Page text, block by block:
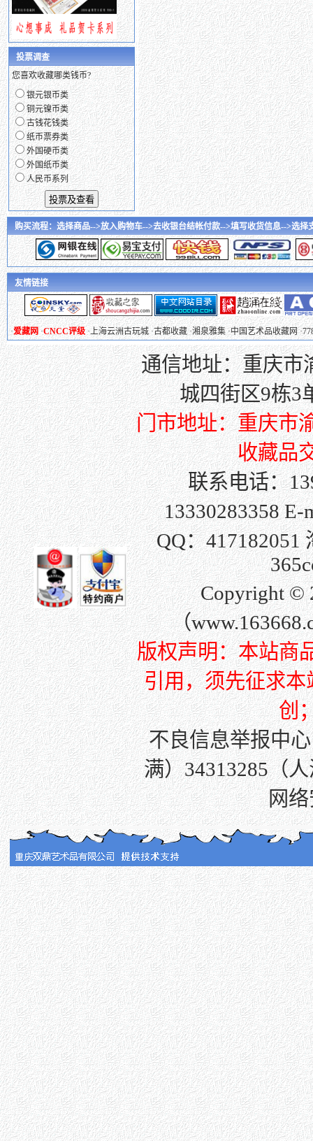
投票调查
您喜欢收藏哪类钱币?
银元银币类
铜元镍币类
古钱花钱类
纸币票券类
外国硬币类
外国纸币类
人民币系列
购买流程：选择商品-->放入购物车-->去收银台结帐付款-->填写收货信息-->选
友情链接
·爱藏网 ·CNCC评级·上海云洲古玩城 ·古都收藏·湘泉雅集 ·中国艺术品收藏网·
通信地址：重庆市
城四街区9栋3
门市地址：重庆市
收藏品
联系电话：
13330283358 E-
QQ：417182051
Copyright ©
（
版权声明：本站商
引用，须先征求本
创
不良信息举报中心
满）34313285（
网